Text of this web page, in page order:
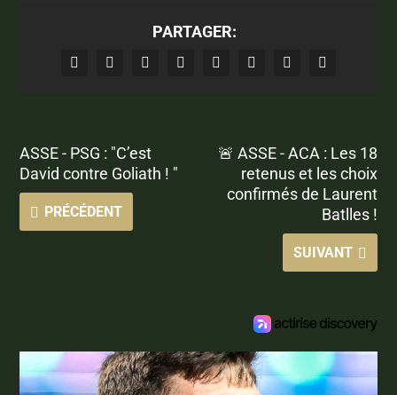
PARTAGER:
ASSE - PSG : "C’est
David contre Goliath ! "
PRÉCÉDENT
🚨 ASSE - ACA : Les 18
retenus et les choix
confirmés de Laurent
Batlles !
SUIVANT